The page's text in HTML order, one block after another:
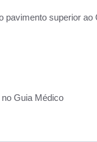
pavimento superior ao
Guia Médico